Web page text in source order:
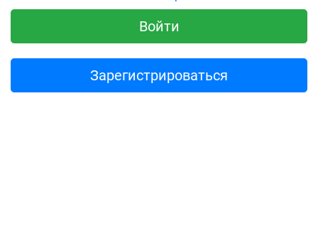
Зарегистрироваться